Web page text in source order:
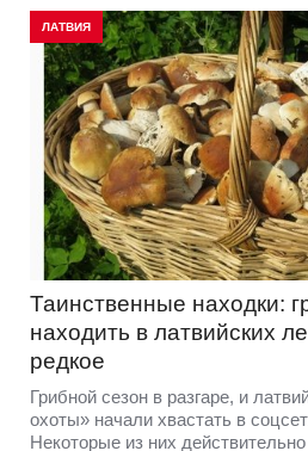
ЛАТВИЯ
Таинственные находки:
находить в латвийских
редкое
Грибной сезон в разгаре, и
охоты» начали хвастать в
Некоторые из них